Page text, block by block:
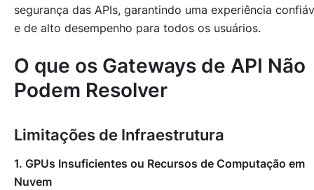
segurança das APIs, garantindo uma experiência
e de alto desempenho para todos os usuários.
O que os Gateways de API Não
Podem Resolver
Limitações de Infraestrutura
1. GPUs Insuficientes ou Recursos de Computação em
Nuvem